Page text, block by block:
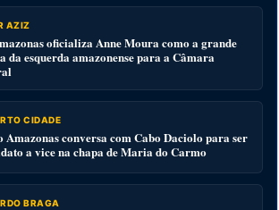
AZIZ
oficializa Anne Moura como a grande
da esquerda amazonense para a Câmara
CIDADE
Amazonas conversa com Cabo Daciolo para ser
a vice na chapa de Maria do Carmo
BRAGA